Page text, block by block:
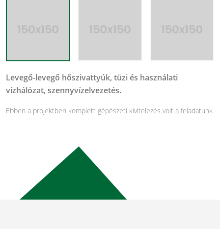
Levegő-levegő hőszivattyúk, tüzi és használati
vízhálózat, szennyvízelvezetés.
Ebben a projektben komplett gépészeti kivitelezés volt a feladatunk.